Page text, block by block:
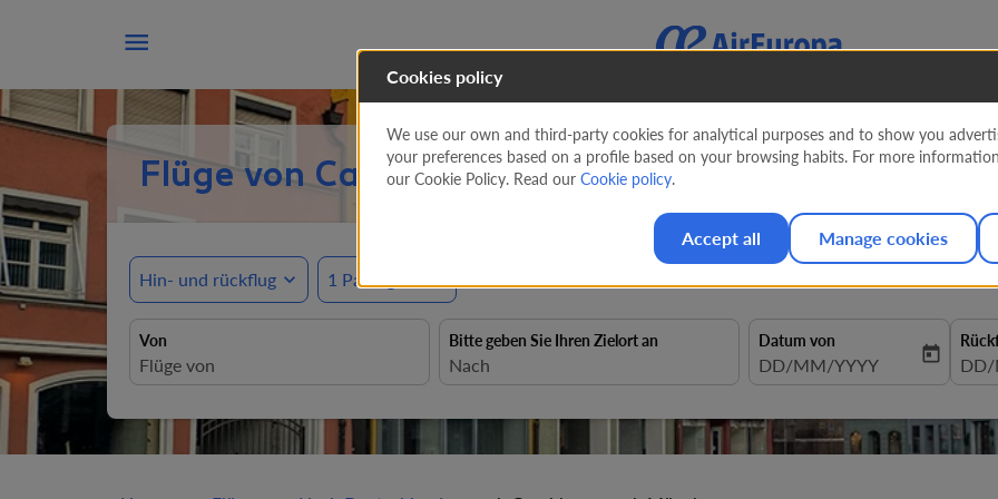

Flüge von Casablanca nach München mit Air
Hin- und rückflug expand_more 1 Passagiere expand_more
Von Bitte geben Sie Ihren Zielort an Datum von
fc-booking-departure-date-
DD/MM/YYYY today fc-
DD/
Cookies policy
We use our own and third-party cookies for analytical purposes and to show you
your preferences based on a profile based on your browsing habits. For more
our Cookie Policy. Read our Cookie policy.
Accept all Manage cookies